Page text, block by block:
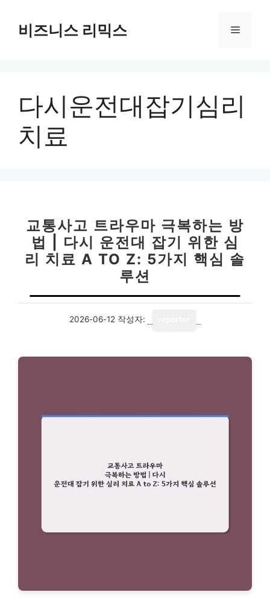
비즈니스 리믹스 메
다시운전대잡기심리
치료
교통사고 트라우마 극복하는 방
법 | 다시 운전대 잡기 위한 심
리 치료 A TO Z: 5가지 핵심 솔
루션
2026-06-12 작성자: